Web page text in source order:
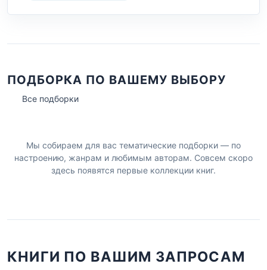
ПОДБОРКА ПО ВАШЕМУ ВЫБОРУ
Все подборки
Мы собираем для вас тематические подборки — по
настроению, жанрам и любимым авторам. Совсем скоро
здесь появятся первые коллекции книг.
КНИГИ ПО ВАШИМ ЗАПРОСАМ